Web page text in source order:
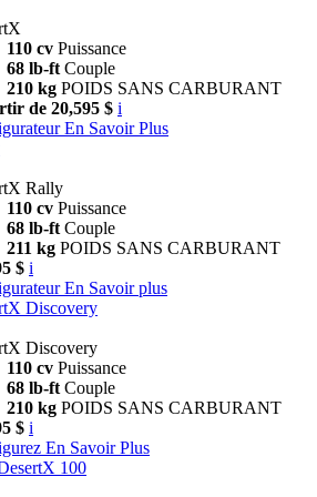
110 cv Puissance
68 lb-ft Couple
210 kg POIDS SANS CARBURANT
de 20,595 $ i
En Savoir Plus
Rally
110 cv Puissance
68 lb-ft Couple
211 kg POIDS SANS CARBURANT
$ i
En Savoir plus
Discovery
Discovery
110 cv Puissance
68 lb-ft Couple
210 kg POIDS SANS CARBURANT
$ i
En Savoir Plus
100